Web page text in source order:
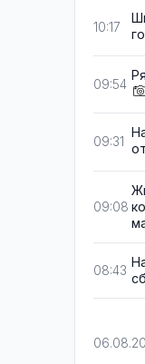
10:17
09:54
09:31
09:08
08:43